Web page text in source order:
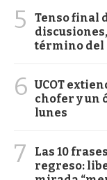
5
Tenso final
término del
6 UCOT
chofer y un
lunes
7
Las 10
regreso: